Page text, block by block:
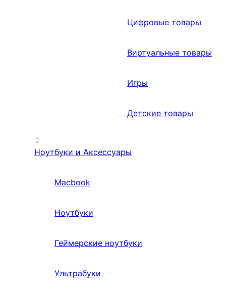
Цифровые товары
Виртуальные товары
Игры
Детские товары
Ноутбуки и Аксессуары
Macbook
Ноутбуки
Геймерские ноутбуки
Ультрабуки